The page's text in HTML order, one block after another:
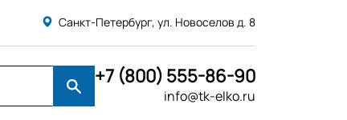
Санкт-Петербург, ул. Новоселов д. 8
+7 (800) 555-86-90
info@tk-elko.ru